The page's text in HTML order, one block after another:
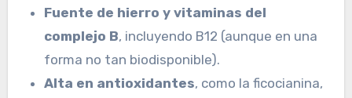
Fuente de hierro y vitaminas del
complejo B, incluyendo B12 (aunque en una
forma no tan biodisponible).
Alta en antioxidantes, como la ficocianina,